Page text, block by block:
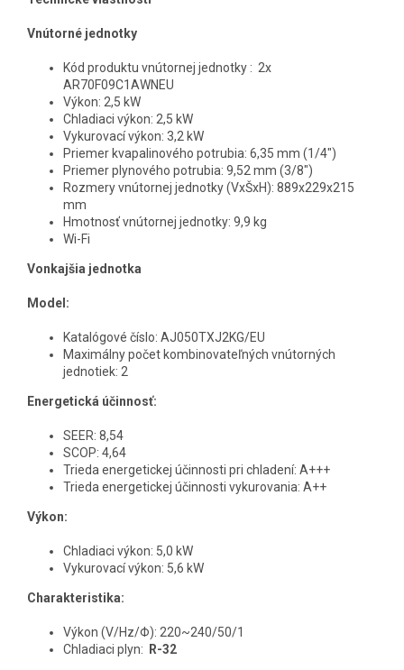
Vnútorné jednotky
Kód produktu vnútornej jednotky : 2x
AR70F09C1AWNEU
Výkon: 2,5 kW
Chladiaci výkon: 2,5 kW
Vykurovací výkon: 3,2 kW
Priemer kvapalinového potrubia: 6,35 mm (1/4")
Priemer plynového potrubia: 9,52 mm (3/8")
Rozmery vnútornej jednotky (VxŠxH): 889x229x215
mm
Hmotnosť vnútornej jednotky: 9,9 kg
Wi-Fi
Vonkajšia jednotka
Model:
Katalógové číslo: AJ050TXJ2KG/EU
Maximálny počet kombinovateľných vnútorných
jednotiek: 2
Energetická účinnosť:
SEER: 8,54
SCOP: 4,64
Trieda energetickej účinnosti pri chladení: A+++
Trieda energetickej účinnosti vykurovania: A++
Výkon:
Chladiaci výkon: 5,0 kW
Vykurovací výkon: 5,6 kW
Charakteristika:
Výkon (V/Hz/Φ): 220~240/50/1
Chladiaci plyn:
R-32